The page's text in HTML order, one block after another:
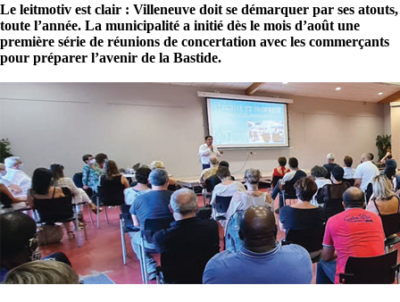
Le leitmotiv est clair : Villeneuve doit se démarquer par ses atouts,
toute l’année. La municipalité a initié dès le mois d’août une
première série de réunions de concertation avec les commerçants
pour préparer l’avenir de la Bastide.